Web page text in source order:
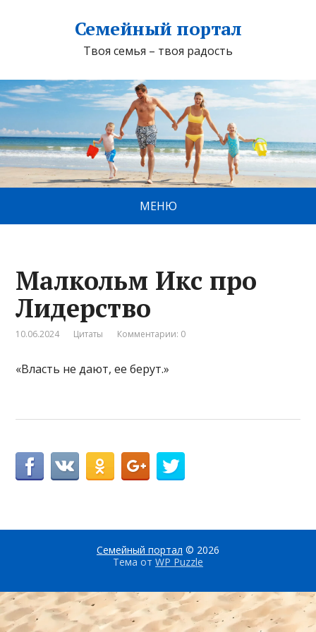
Семейный портал
Твоя семья – твоя радость
МЕНЮ
Малкольм Икс про
Лидерство
10.06.2024 Цитаты Комментарии: 0
«Власть не дают, ее берут.»
Семейный портал © 2026
Тема от WP Puzzle